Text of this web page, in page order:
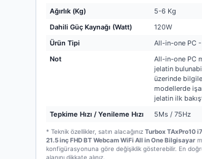
Ağırlık (Kg)
5-6 Kg
Dahili Güç Kaynağı (Watt)
120W
Ürün Tipi
All-in-one PC
Not
All-in-one PC
jelatin
üzerinde
modellerde
jelatin ilk
Tepkime Hızı / Yenileme Hızı
5Ms / 75Hz
* Teknik özellikler, satın alacağınız Turbox TAxPro10
21.5 inç FHD BT Webcam WiFi All in One Bilgisayar
konfigürasyonuna göre değişiklik gösterebilir. En
alanını dikkate alınız.